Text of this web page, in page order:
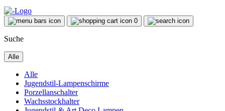
0
Suche
Alle
Alle
Jugendstil-Lampenschirme
Porzellanschalter
Wachsstockhalter